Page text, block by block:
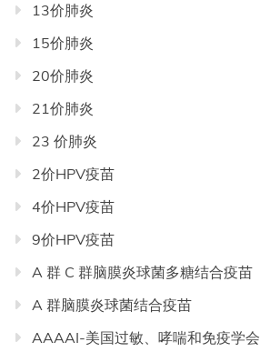
导
航
13价肺炎
15价肺炎
20价肺炎
21价肺炎
23 价肺炎
2价HPV疫苗
4价HPV疫苗
9价HPV疫苗
A 群 C 群脑膜炎球菌多糖结合疫苗
A 群脑膜炎球菌结合疫苗
AAAAI-美国过敏、哮喘和免疫学会